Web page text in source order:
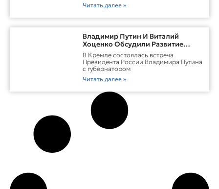
Читать далее »
Владимир Путин И Виталий
Хоценко Обсудили Развитие
Омской Области
В Кремле состоялась встреча
Президента России Владимира Путина
с губернатором
Читать далее »